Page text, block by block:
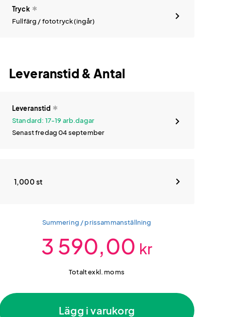
Tryck
Fullfärg / fototryck (ingår)
Leveranstid & Antal
Leveranstid
Standard: 17-19 arb.dagar
Senast fredag 04 september
1,000 st
Summering / prissammanställning
3 590,00 kr
Totalt exkl. moms
Lägg i varukorg